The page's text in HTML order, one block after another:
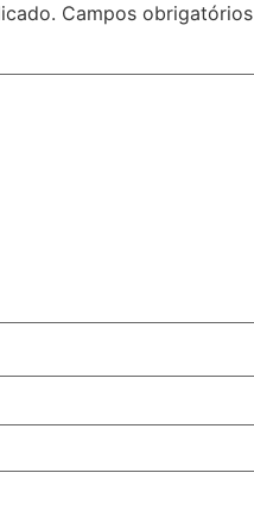
Campos